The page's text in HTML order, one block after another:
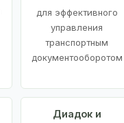
для эффективного
управления
транспортным
документооборотом
Диадок и